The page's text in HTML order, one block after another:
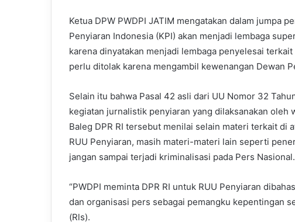
Ketua DPW PWDPI JATIM mengatakan dalam jumpa
Penyiaran Indonesia (KPI) akan menjadi lembaga
karena dinyatakan menjadi lembaga penyelesai
perlu ditolak karena mengambil kewenangan Dewan
Selain itu bahwa Pasal 42 asli dari UU Nomor 32
kegiatan jurnalistik penyiaran yang dilaksanakan oleh
Baleg DPR RI tersebut menilai selain materi terkait di
RUU Penyiaran, masih materi-materi lain seperti
jangan sampai terjadi kriminalisasi pada Pers Nasional.
“PWDPI meminta DPR RI untuk RUU Penyiaran
dan organisasi pers sebagai pemangku kepentingan
(Rls).